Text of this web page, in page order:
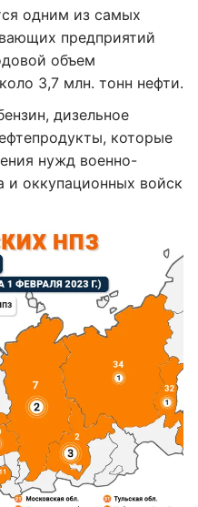
одним из самых
предприятий
объем
3,7 млн. тонн нефти.
дизельное
которые
нужд военно-
и оккупационных войск